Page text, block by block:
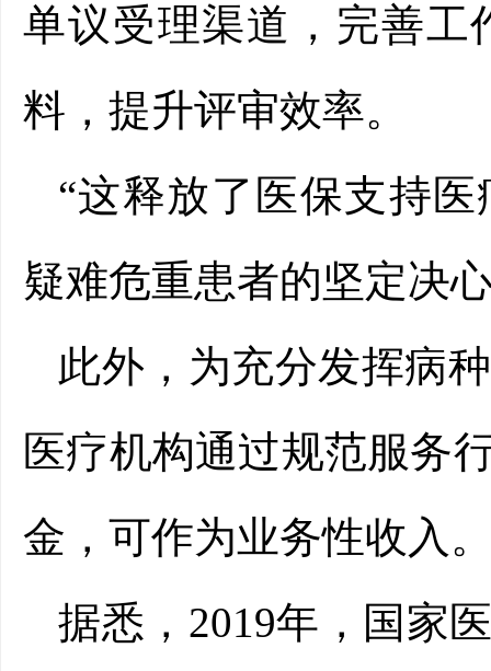
单议受理渠道，完善工
料，提升评审效率。
“这释放了医保支持
疑难危重患者的坚定决
此外，为充分发挥病
医疗机构通过规范服务
金，可作为业务性收入
据悉，2019年，国家